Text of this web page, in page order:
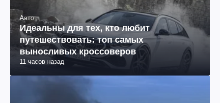
Авто
Идеальны для тех, кто любит
путешествовать: топ самых
выносливых кроссоверов
11 часов назад